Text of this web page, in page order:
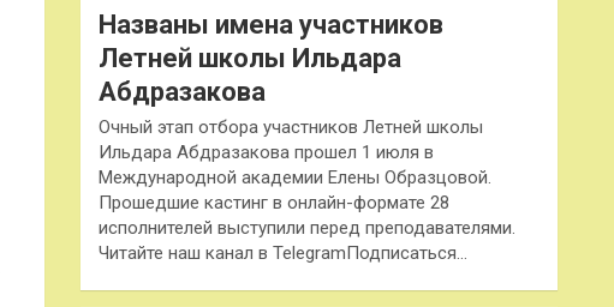
Названы имена участников
Летней школы Ильдара
Абдразакова
Очный этап отбора участников Летней школы
Ильдара Абдразакова прошел 1 июля в
Международной академии Елены Образцовой.
Прошедшие кастинг в онлайн-формате 28
исполнителей выступили перед преподавателями.
Читайте наш канал в TelegramПодписаться…